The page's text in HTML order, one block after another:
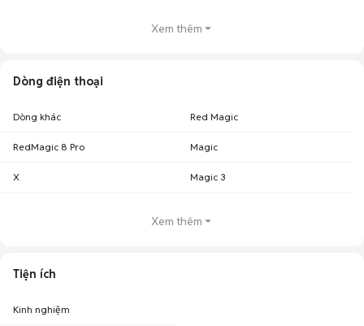
Xem thêm
Dòng điện thoại
Dòng khác Red Magic
RedMagic 8 Pro Magic
X Magic 3
Xem thêm
Tiện ích
Kinh nghiệm